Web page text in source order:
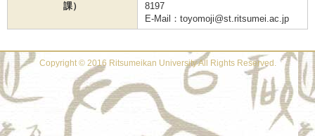
課）
8197
E-Mail：toyomoji@st.ritsumei.ac.jp
Copyright © 2016 Ritsumeikan University All Rights Reserved.